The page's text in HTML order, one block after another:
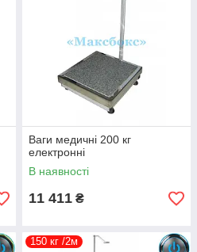
Ваги медичні 200 кг
електронні
В наявності
11 411 ₴
150 кг /2м